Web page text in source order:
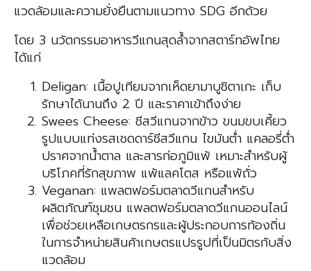
แวดล้อมและความยั่งยืนตามแนวทาง SDG อีกด้วย
โดย 3 นวัตกรรมอาหารวีแกนสุดล้ำจากสตาร์ทอัพไทย
ได้แก่
Deligan: เนื้อปูเทียมจากเห็ดยามาบูชิตาเกะ เก็บ
รักษาได้นานถึง 2 ปี และราคาเข้าถึงง่าย
Swees Cheese: ชีสวีแกนจากข้าว ขนมขบเคี้ยว
รูปแบบแท่งรสเชดดาร์ชีสวีแกน ไขมันต่ำ แคลอรี่ต่ำ
ปราศจากน้ำตาล และสารก่อภูมิแพ้ เหมาะสำหรับผู้
บริโภคที่รักสุขภาพ แพ้แลคโตส หรือแพ้ถั่ว
Veganan: แพลตฟอร์มตลาดวีแกนสำหรับ
ผลิตภัณฑ์ชุมชน แพลตฟอร์มตลาดวีแกนออนไลน์
เพื่อช่วยเหลือเกษตรกรและผู้ประกอบการท้องถิ่น
ในการจำหน่ายสินค้าเกษตรแปรรูปที่เป็นมิตรกับสิ่ง
แวดล้อม